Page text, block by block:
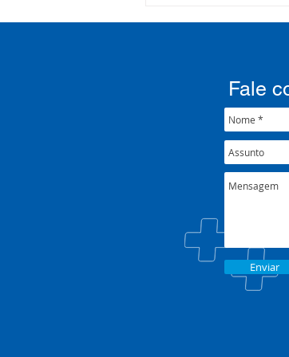
formação sobre
crise climática
Enviar
Fale